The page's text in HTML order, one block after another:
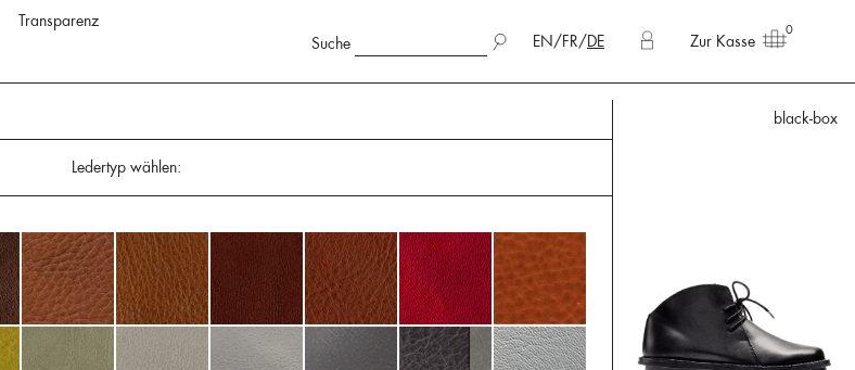
Transparenz
Suche EN/FR/DE Zur Kasse
0
Ledertyp wählen:
black-box